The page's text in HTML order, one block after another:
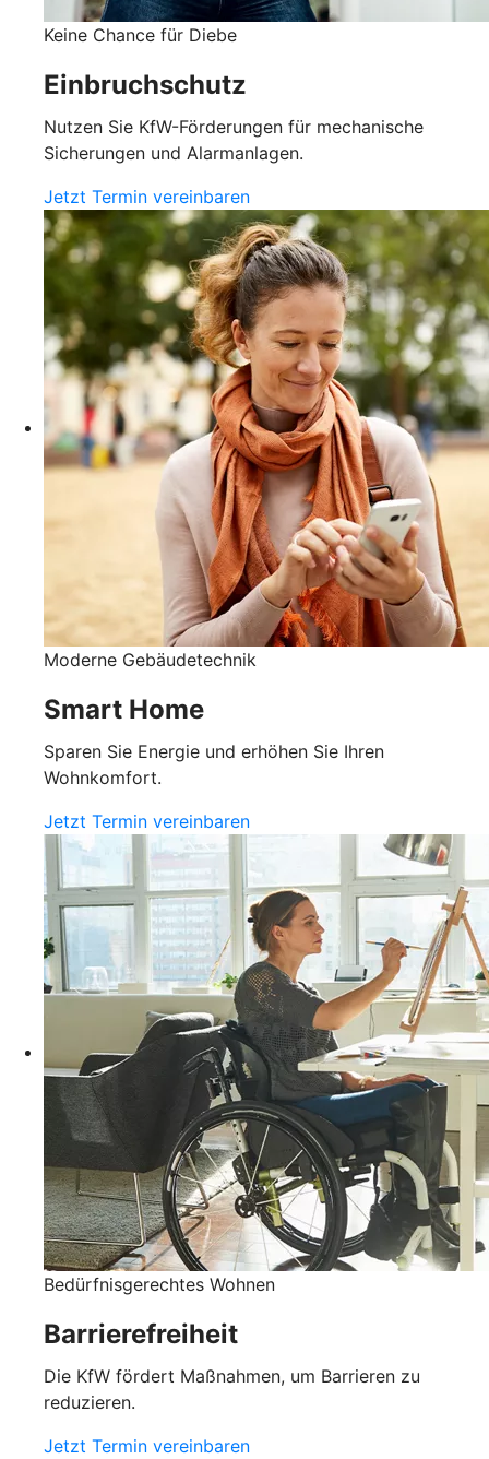
Keine Chance für Diebe
Einbruchschutz
Nutzen Sie KfW-Förderungen für mechanische
Sicherungen und Alarmanlagen.
Jetzt Termin vereinbaren
Moderne Gebäudetechnik
Smart Home
Sparen Sie Energie und erhöhen Sie Ihren
Wohnkomfort.
Jetzt Termin vereinbaren
Bedürfnisgerechtes Wohnen
Barrierefreiheit
Die KfW fördert Maßnahmen, um Barrieren zu
reduzieren.
Jetzt Termin vereinbaren